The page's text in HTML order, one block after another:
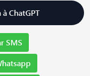
ChatGPT
SMS